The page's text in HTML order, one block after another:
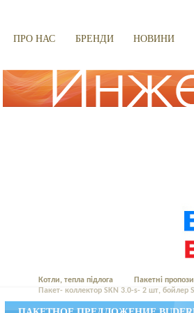
ПРО НАС БРЕНДИ НОВИНИ
Котли, тепла підлога Пакетні
Пакет- коллектор SKN 3.0-s- 2 шт,